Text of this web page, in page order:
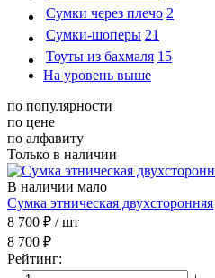
Сумки через плечо 2
Сумки-шоперы 21
Тоуты из бахмаля 15
На уровень выше
по популярности
по цене
по алфавиту
Только в наличии
В наличии мало
Сумка этническая двухсторонняя
8 700 ₽ / шт
8 700 ₽
Рейтинг: